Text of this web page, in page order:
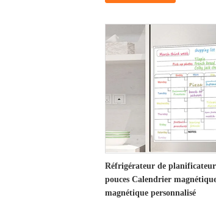
Réfrigérateur de
pouces Calendrier
magnétique personnalisé